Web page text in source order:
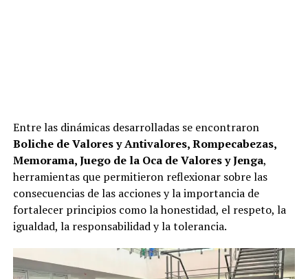
Entre las dinámicas desarrolladas se encontraron
Boliche de Valores y Antivalores, Rompecabezas,
Memorama, Juego de la Oca de Valores y Jenga,
herramientas que permitieron reflexionar sobre las
consecuencias de las acciones y la importancia de
fortalecer principios como la honestidad, el respeto, la
igualdad, la responsabilidad y la tolerancia.